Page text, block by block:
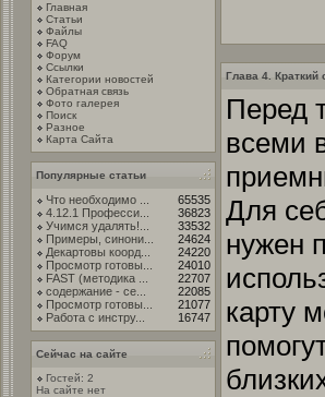
Главная
Статьи
Файлы
FAQ
Форум
Ссылки
Категории новостей
Обратная связь
Фото галерея
Поиск
Разное
Карта Сайта
Популярные статьи
Что необходимо ...
65535
4.12.1 Професси...
36823
Учимся удалять!...
33532
Примеры, синони...
24624
Декартовы коорд...
24220
Просмотр готовы...
24010
FAST (методика ...
22707
содержание - се...
22085
Просмотр готовы...
21077
Работа с инстру...
16747
Сейчас на сайте
Гостей: 2
На сайте нет
Глава 4. Краткий
Перед
всеми
Для
нужен
карту